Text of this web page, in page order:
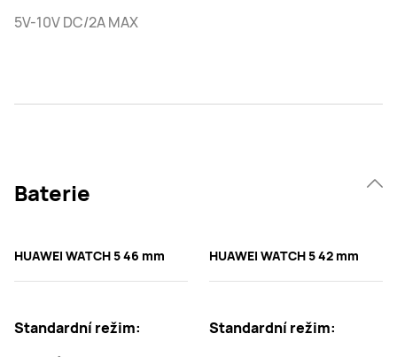
5V-10V DC/2A MAX
Baterie
HUAWEI WATCH 5 46 mm
Standardní režim:
HUAWEI WATCH 5 42 mm
Standardní režim: